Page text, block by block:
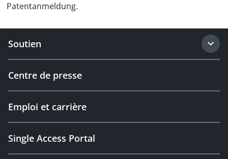
Patentanmeldung.
Soutien
Centre de presse
Emploi et carrière
Single Access Portal